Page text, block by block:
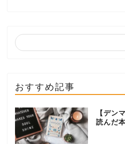
おすすめ記事
【デン
読んだ